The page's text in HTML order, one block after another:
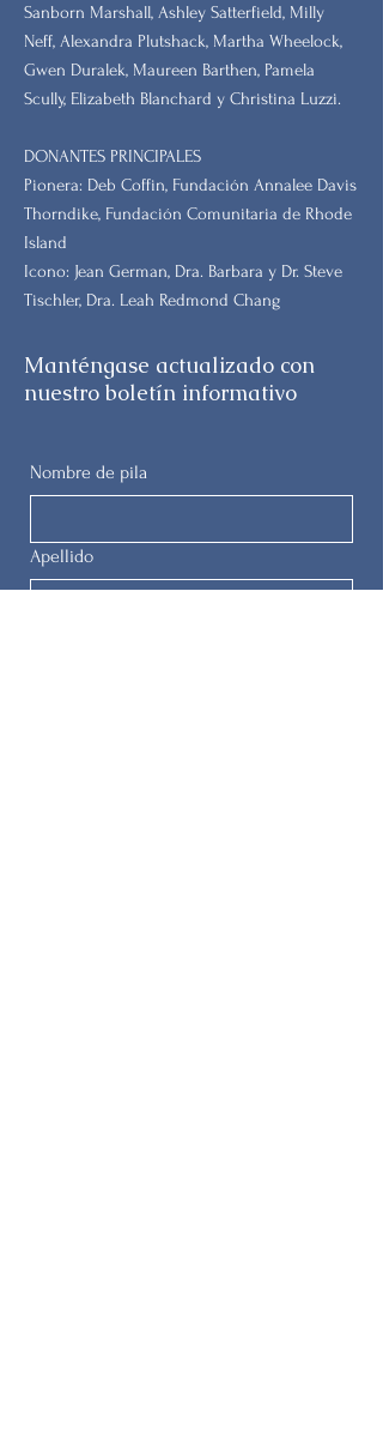
Sanborn Marshall, Ashley Satterfield, Milly
Neff, Alexandra Plutshack, Martha Wheelock,
Gwen Duralek, Maureen Barthen, Pamela
Scully, Elizabeth Blanchard y Christina Luzzi.
DONANTES PRINCIPALES
Pionera: Deb Coffin, Fundación Annalee Davis
Thorndike, Fundación Comunitaria de Rhode
Island
Icono: Jean German, Dra. Barbara y Dr. Steve
Tischler, Dra. Leah Redmond Chang
Manténgase actualizado con
nuestro boletín informativo
Nombre de pila
Apellido